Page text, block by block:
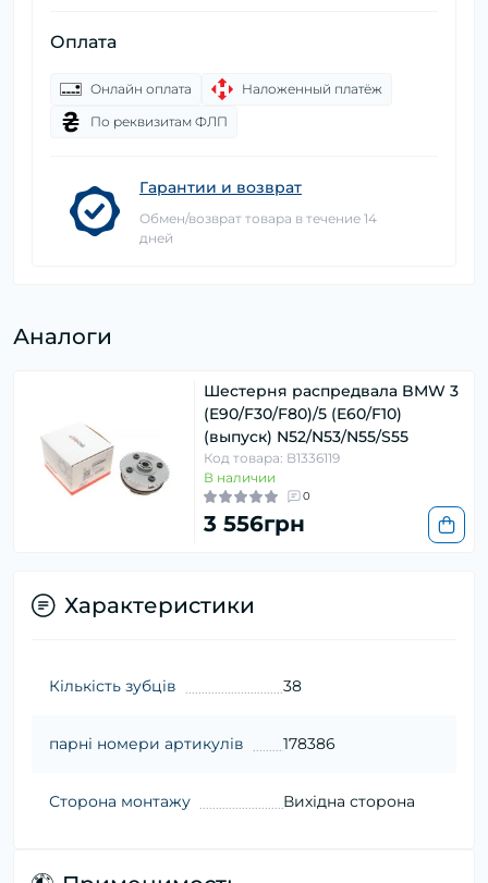
Оплата
Онлайн оплата
Наложенный платёж
По реквизитам ФЛП
Гарантии и возврат
Обмен/возврат товара в течение 14
дней
Аналоги
Шестерня распредвала BMW 3
(E90/F30/F80)/5 (E60/F10)
(выпуск) N52/N53/N55/S55
Код товара: B1336119
В наличии
0
3 556грн
Характеристики
Кількість зубців 38
парні номери артикулів 178386
Сторона монтажу Вихідна сторона